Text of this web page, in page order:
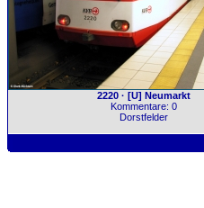
2220 · [U] Neumarkt
Kommentare: 0
Dorstfelder